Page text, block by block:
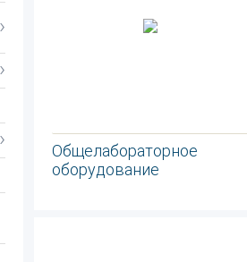
Общелабораторное
оборудование